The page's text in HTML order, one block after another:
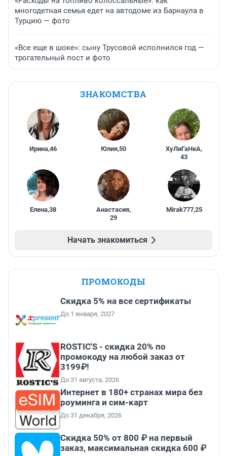
многодетная семья едет на автодоме из Барнаула в
Турцию — фото
«Все еще в шоке»: сыну Трусовой исполнился год —
трогательный пост и фото
ЗНАКОМСТВА
Ирина,46 Юлия,50 ХуЛиГаНкА,
43
Елена,38 Анастасия,
29
Mirak777,25
Начать знакомиться
ПРОМОКОДЫ
Скидка 5% на все сертификаты
До 1 января, 2027
ROSTIC'S - скидка 20% по
промокоду на любой заказ от
3199₽!
До 31 августа, 2026
Интернет в 180+ странах мира без
роуминга и сим-карт
До 31 декабря, 2026
Скидка 50% от 800 ₽ на первый
заказ, максимальная скидка 600 ₽